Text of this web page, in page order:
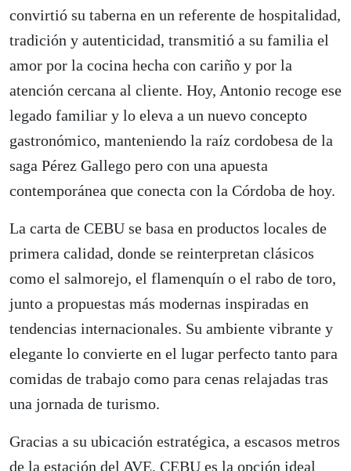
convirtió su taberna en un referente de hospitalidad,
tradición y autenticidad, transmitió a su familia el
amor por la cocina hecha con cariño y por la
atención cercana al cliente. Hoy, Antonio recoge ese
legado familiar y lo eleva a un nuevo concepto
gastronómico, manteniendo la raíz cordobesa de la
saga Pérez Gallego pero con una apuesta
contemporánea que conecta con la Córdoba de hoy.
La carta de CEBU se basa en productos locales de
primera calidad, donde se reinterpretan clásicos
como el salmorejo, el flamenquín o el rabo de toro,
junto a propuestas más modernas inspiradas en
tendencias internacionales. Su ambiente vibrante y
elegante lo convierte en el lugar perfecto tanto para
comidas de trabajo como para cenas relajadas tras
una jornada de turismo.
Gracias a su ubicación estratégica, a escasos metros
de la estación del AVE, CEBU es la opción ideal